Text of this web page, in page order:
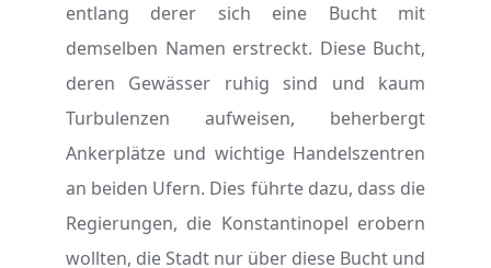
entlang derer sich eine Bucht mit
demselben Namen erstreckt. Diese Bucht,
deren Gewässer ruhig sind und kaum
Turbulenzen aufweisen, beherbergt
Ankerplätze und wichtige Handelszentren
an beiden Ufern. Dies führte dazu, dass die
Regierungen, die Konstantinopel erobern
wollten, die Stadt nur über diese Bucht und